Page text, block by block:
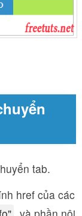
tab.
href của các